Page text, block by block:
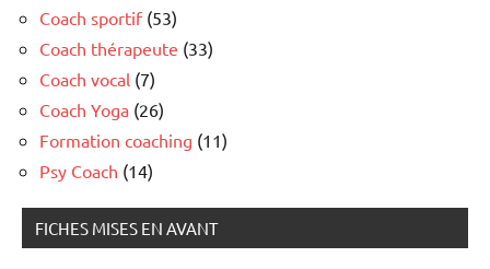
Coach sportif(53)
Coach thérapeute (33)
Coach vocal (7)
Coach Yoga (26)
Formation coaching (11)
Psy Coach (14)
FICHES MISES EN AVANT